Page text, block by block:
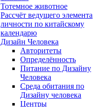
Тотемное животное
Рассчёт ведущего элемента
личности по китайскому
календарю
Дизайн Человека
Авторитеты
Определённость
Питание по Дизайну
Человека
Среда обитания по
Дизайну человека
Центры